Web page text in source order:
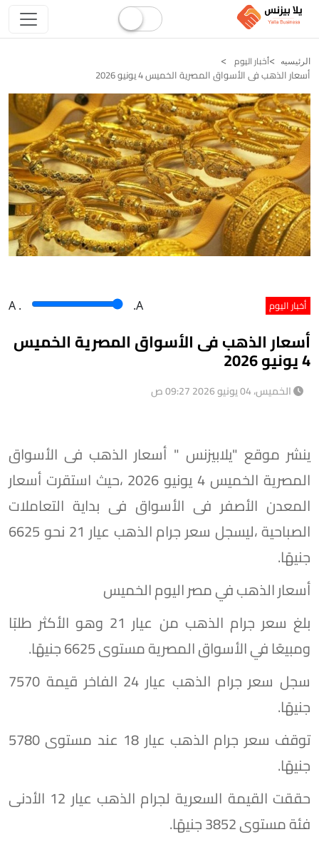
الرئيسيه أخبار اليوم
أسعار الذهب فى الأسواق المصرية الخميس 4 يونيو 2026
أخبار اليوم A . .A
أسعار الذهب فى الأسواق المصرية الخميس
4 يونيو 2026
الخميس، 04 يونيو 2026 09:27 ص
ينشر موقع "يلابيزنس " أسعار الذهب فى الأسواق
المصرية الخميس 4 يونيو 2026 ،حيث استقرت أسعار
المعدن الأصفر فى الأسواق فى بداية التعاملات
الصباحية ،ليسجل سعر جرام الذهب عيار 21 نحو 6625
جنيهًا.
أسعار الذهب في مصر اليوم الخميس
بلغ سعر جرام الذهب من عيار 21 وهو الأكثر طلبًا
ومبيعًا في الأسواق المصرية مستوى 6625 جنيهًا.
سجل سعر جرام الذهب عيار 24 الفاخر قيمة 7570
جنيهًا.
توقف سعر جرام الذهب عيار 18 عند مستوى 5780
جنيهًا.
حققت القيمة السعرية لجرام الذهب عيار 12 الأدنى
فئة مستوى 3852 جنيهًا.